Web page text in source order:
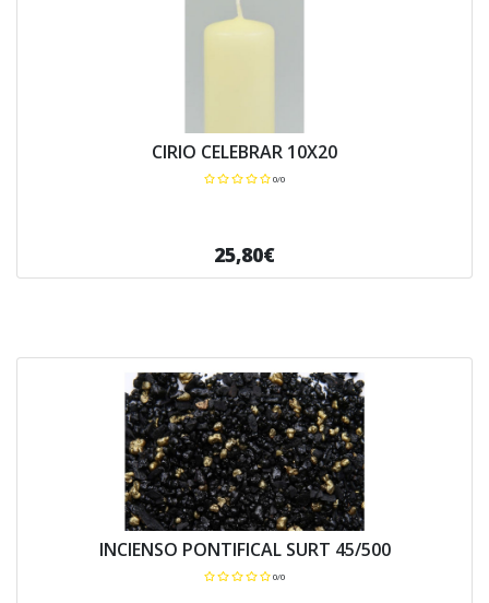
CIRIO CELEBRAR 10X20
0/0
25,80€
INCIENSO PONTIFICAL SURT 45/500
0/0